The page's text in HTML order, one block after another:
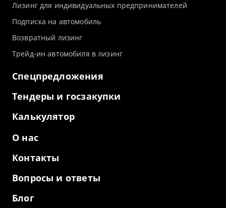
Лизинг для индивидуальных предпринимателей
Подписка на автомобиль
Возвратный лизинг
Трейд-ин автомобиля в лизинг
Спецпредложения
Тендеры и госзакупки
Калькулятор
О нас
Контакты
Вопросы и ответы
Блог